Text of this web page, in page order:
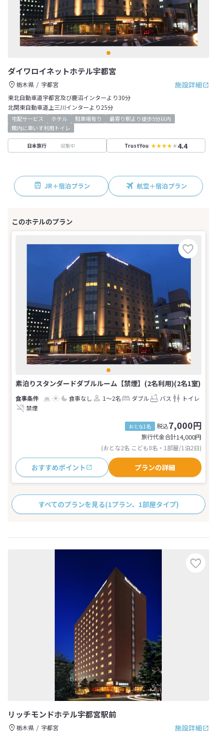
ダイワロイネットホテル宇都宮
施設詳細
栃木県
宇都宮
東北自動車道宇都宮及び鹿沼インターより30分
北関東自動車道上三川インターより25分
宅配サービス ホテル 駐車場有り
最寄り駅より徒歩5分以内
館内に車いす利用トイレ
日本旅行 収集中 TrustYou 4.4
JR＋宿泊プラン 航空＋宿泊プラン
素泊りスタンダードダブルルーム【禁煙】(2名利用)(2名1室)
食事なし 1～2名 ダブル バス
トイレ
禁煙
おとな1名 税込7,000円
旅行代金合計14,000円
(おとな2名 こども0名・1部屋/1泊2日)
おすすめポイント プランの詳細
すべてのプランを見る(1プラン、1部屋タイプ)
リッチモンドホテル宇都宮駅前
施設詳細
栃木県
宇都宮